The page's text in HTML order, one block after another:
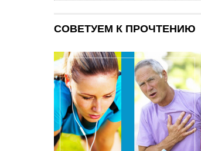
СОВЕТУЕМ К ПРОЧТЕНИЮ